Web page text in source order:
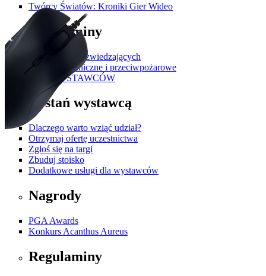
Twórcy Światów: Kroniki Gier Wideo
Regulaminy
Regulamin dla zwiedzających
Przepisy techniczne i przeciwpożarowe
DLA WYSTAWCÓW
Zostań wystawcą
Dlaczego warto wziąć udział?
Otrzymaj ofertę uczestnictwa
Zgłoś się na targi
Zbuduj stoisko
Dodatkowe usługi dla wystawców
Nagrody
PGA Awards
Konkurs Acanthus Aureus
Regulaminy